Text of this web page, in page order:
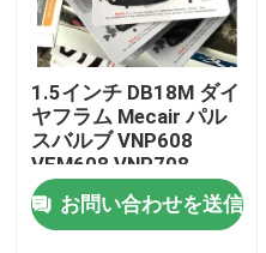
わたしたち に つい て
工場ツアー
品質管理
1.5インチ DB18M ダイ
ヤフラム Mecair パル
スバルブ VNP608
VEM608 VNP708
VEM708 修理キット
お問い合わせを送信